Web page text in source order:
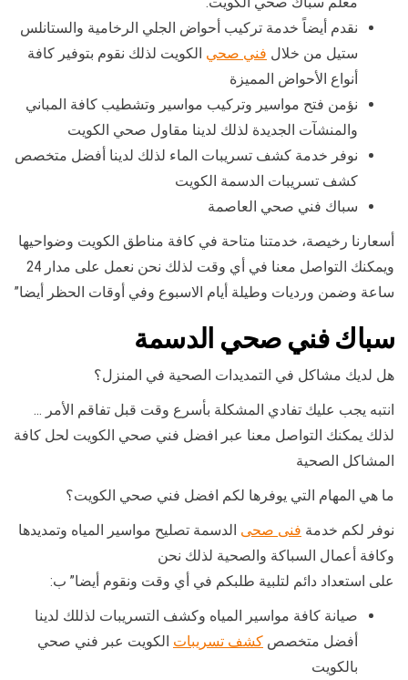
نقدم أيضاً خدمة تركيب أحواض الجلي الرخامية والستانلس
ستيل من خلال فني صحي الكويت لذلك نقوم بتوفير كافة
أنواع الأحواض المميزة
نؤمن فتح مواسير وتركيب مواسير وتشطيب كافة المباني
والمنشآت الجديدة لذلك لدينا مقاول صحي الكويت
نوفر خدمة كشف تسريبات الماء لذلك لدينا أفضل متخصص
كشف تسريبات الدسمة الكويت
سباك فني صحي العاصمة
أسعارنا رخيصة، خدمتنا متاحة في كافة مناطق الكويت وضواحيها
ويمكنك التواصل معنا في أي وقت لذلك نحن نعمل على مدار 24
ساعة وضمن ورديات وطيلة أيام الاسبوع وفي أوقات الحظر أيضا”
سباك فني صحي الدسمة
هل لديك مشاكل في التمديدات الصحية في المنزل؟
انتبه يجب عليك تفادي المشكلة بأسرع وقت قبل تفاقم الأمر …
لذلك يمكنك التواصل معنا عبر افضل فني صحي الكويت لحل كافة
المشاكل الصحية
ما هي المهام التي يوفرها لكم افضل فني صحي الكويت؟
نوفر لكم خدمة فنى صحى الدسمة تصليح مواسير المياه وتمديدها
وكافة أعمال السباكة والصحية لذلك نحن
على استعداد دائم لتلبية طلبكم في أي وقت ونقوم أيضا” ب:
صيانة كافة مواسير المياه وكشف التسريبات لذللك لدينا
أفضل متخصص كشف تسريبات الكويت عبر فني صحي
بالكويت